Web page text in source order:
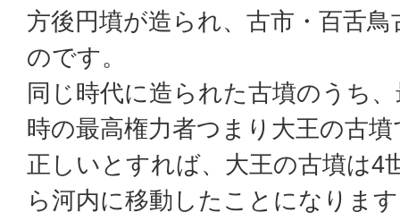
方後円墳が造られ、古市・百舌
のです。
同じ時代に造られた古墳のうち
時の最高権力者つまり大王の古
正しいとすれば、大王の古墳は4
ら河内に移動したことになりま